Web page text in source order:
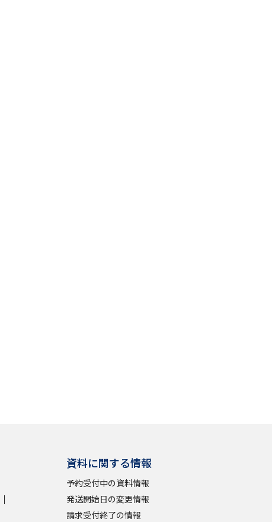
資料に関する情報
予約受付中の資料情報
発送開始日の変更情報
請求受付終了の情報